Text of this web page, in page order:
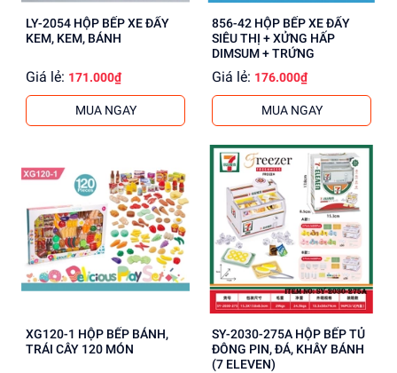
LY-2054 HỘP BẾP XE ĐẨY
KEM, KEM, BÁNH
Giá lẻ: 171.000₫
MUA NGAY
856-42 HỘP BẾP XE ĐẨY
SIÊU THỊ + XỬNG HẤP
DIMSUM + TRỨNG
Giá lẻ: 176.000₫
MUA NGAY
XG120-1 HỘP BẾP BÁNH,
TRÁI CÂY 120 MÓN
SY-2030-275A HỘP BẾP TỦ
ĐÔNG PIN, ĐÁ, KHÂY BÁNH
(7 ELEVEN)